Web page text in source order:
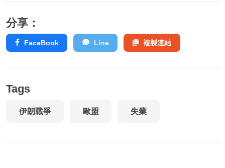
分享：
FaceBook Line 複製連結
Tags
伊朗戰爭 歐盟 失業